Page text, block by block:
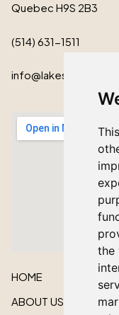
the
Quebec H9S 2B3
(514) 631-1511
HOME
ABOUT US